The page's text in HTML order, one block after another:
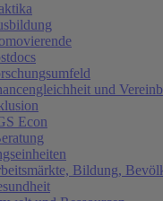
und
Econ
Bildung,